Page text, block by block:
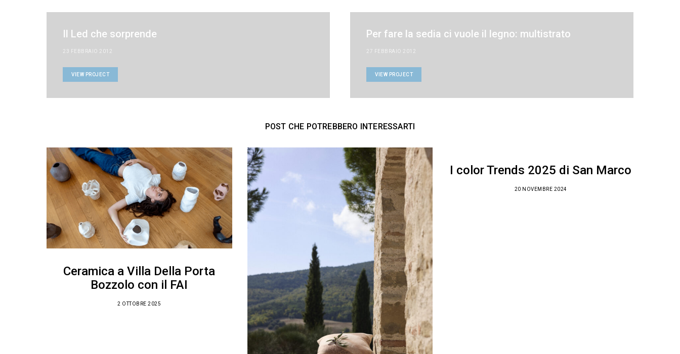
Il Led che sorprende
23 FEBBRAIO 2012
VIEW PROJECT
Per fare la sedia ci vuole il legno: multistrato
27 FEBBRAIO 2012
VIEW PROJECT
POST CHE POTREBBERO INTERESSARTI
Ceramica a Villa Della Porta
Bozzolo con il FAI
2 OTTOBRE 2025
I color Trends 2025 di San Marco
20 NOVEMBRE 2024